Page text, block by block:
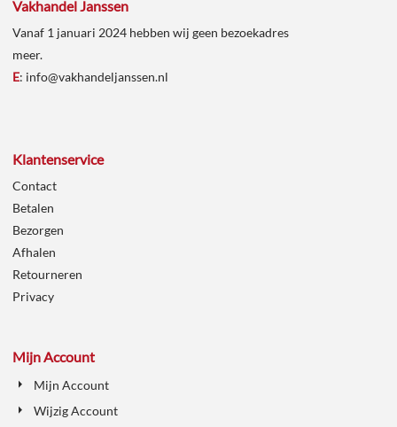
Vakhandel Janssen
Vanaf 1 januari 2024 hebben wij geen bezoekadres
meer.
E: info@vakhandeljanssen.nl
Klantenservice
Contact
Betalen
Bezorgen
Afhalen
Retourneren
Privacy
Mijn Account
Mijn Account
Wijzig Account